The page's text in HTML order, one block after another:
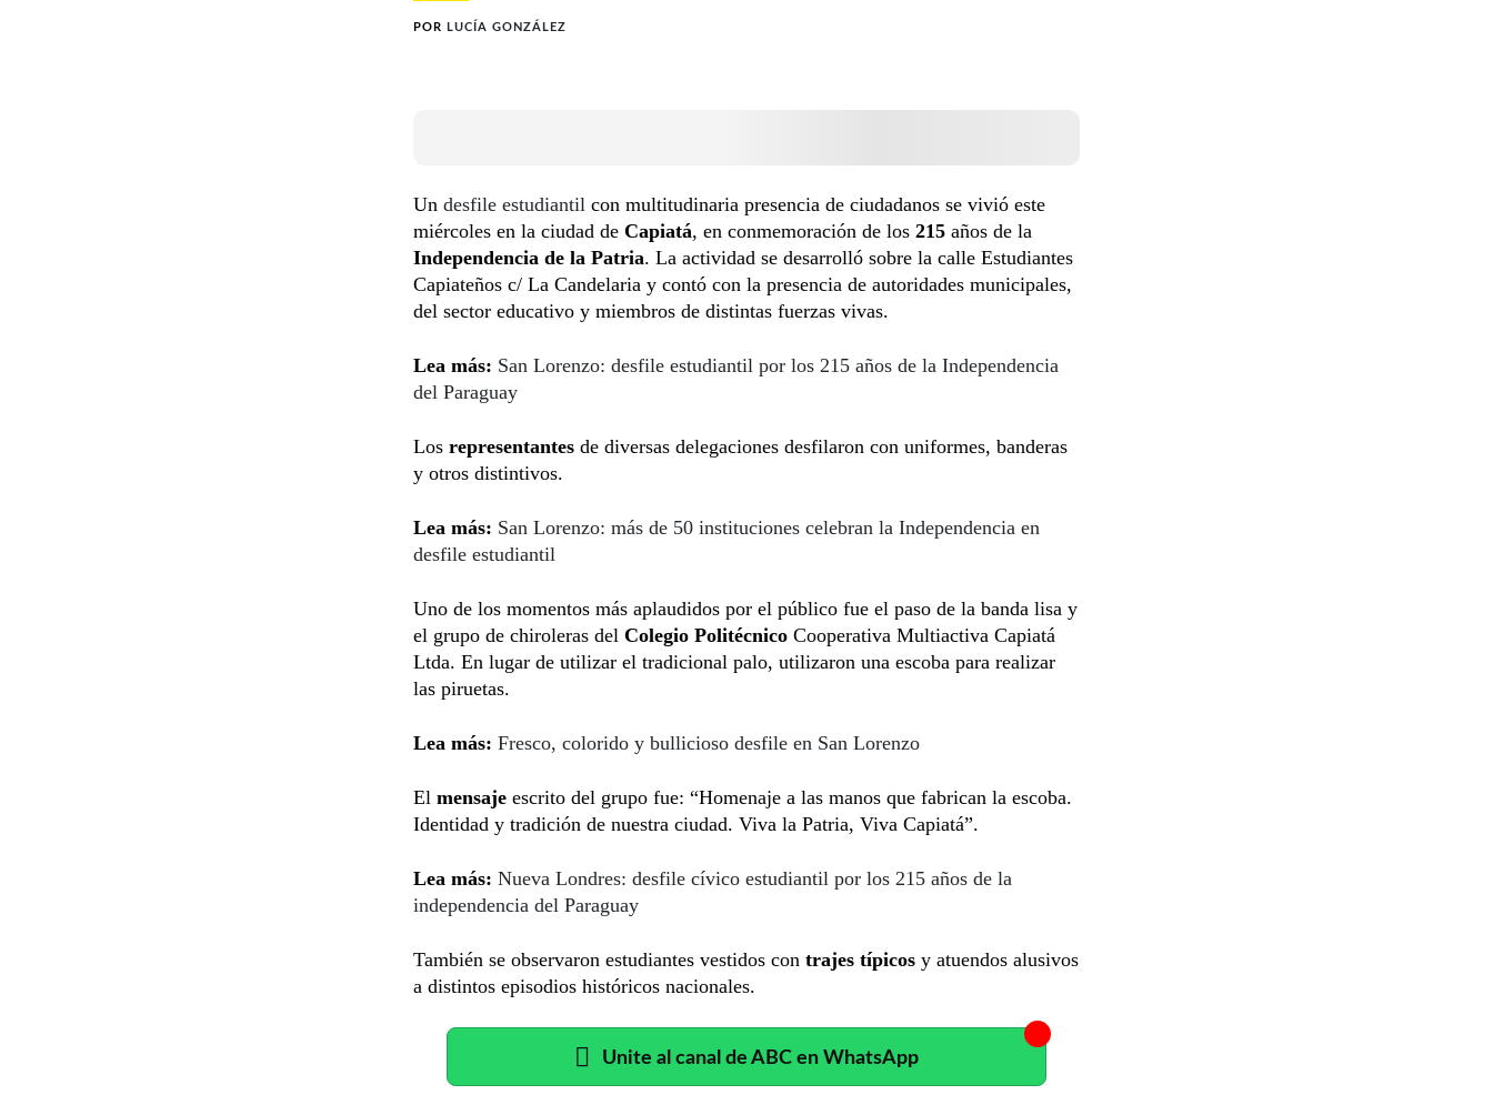
POR LUCÍA GONZÁLEZ
Un desfile estudiantil con multitudinaria presencia de ciudadanos se vivió este
miércoles en la ciudad de Capiatá, en conmemoración de los 215 años de la
Independencia de la Patria. La actividad se desarrolló sobre la calle Estudiantes
Capiateños c/ La Candelaria y contó con la presencia de autoridades municipales,
del sector educativo y miembros de distintas fuerzas vivas.
Lea más: San Lorenzo: desfile estudiantil por los 215 años de la Independencia
del Paraguay
Los representantes de diversas delegaciones desfilaron con uniformes, banderas
y otros distintivos.
Lea más: San Lorenzo: más de 50 instituciones celebran la Independencia en
desfile estudiantil
Uno de los momentos más aplaudidos por el público fue el paso de la banda lisa y
el grupo de chiroleras del Colegio Politécnico Cooperativa Multiactiva Capiatá
Ltda. En lugar de utilizar el tradicional palo, utilizaron una escoba para realizar
las piruetas.
Lea más: Fresco, colorido y bullicioso desfile en San Lorenzo
El mensaje escrito del grupo fue: “Homenaje a las manos que fabrican la escoba.
Identidad y tradición de nuestra ciudad. Viva la Patria, Viva Capiatá”.
Lea más: Nueva Londres: desfile cívico estudiantil por los 215 años de la
independencia del Paraguay
También se observaron estudiantes vestidos con trajes típicos y atuendos alusivos
a distintos episodios históricos nacionales.
Unite al canal de ABC en WhatsApp